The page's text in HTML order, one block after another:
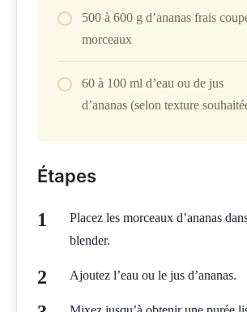
500 à 600 g d’ananas frais
morceaux
60 à 100 ml d’eau ou de jus
d’ananas (selon texture
Étapes
Placez les morceaux d’ananas
blender.
Ajoutez l’eau ou le jus d’ananas.